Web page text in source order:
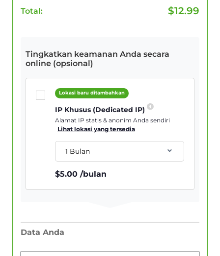
Total: $12.99
Tingkatkan keamanan Anda secara
online (opsional)
Lokasi baru ditambahkan
IP Khusus (Dedicated IP)
Alamat IP statis & anonim Anda sendiri
Lihat lokasi yang tersedia
1 Bulan
$5.00 /bulan
Data Anda